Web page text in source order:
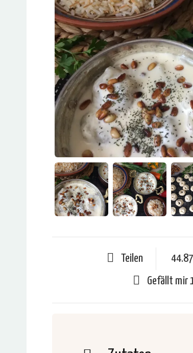
Teilen
Gefällt mir